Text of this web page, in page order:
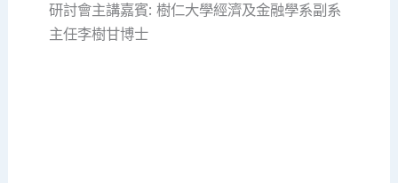
研討會主講嘉賓: 樹仁大學經濟及金融學系副系
主任李樹甘博士